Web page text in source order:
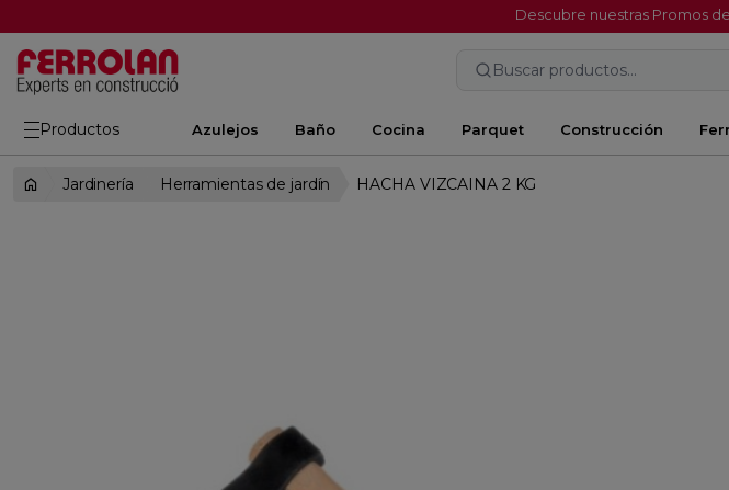
Descubre nuestras Promos
Buscar productos...
Productos Azulejos Baño Cocina Parquet Construcción
Jardinería Herramientas de jardín HACHA VIZCAINA 2 KG